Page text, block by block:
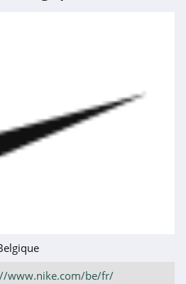
Nike Suisse
MandM Direct
www.nike.com/be/fr/